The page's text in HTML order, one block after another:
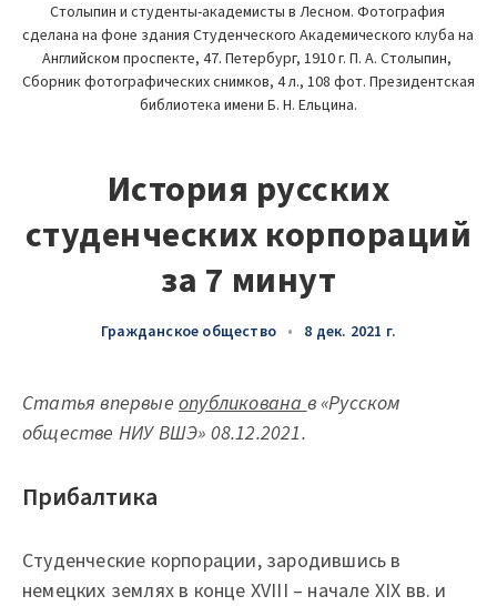
Столыпин и студенты-академисты в Лесном. Фотография
сделана на фоне здания Студенческого Академического клуба на
Английском проспекте, 47. Петербург, 1910 г. П. А. Столыпин,
Сборник фотографических снимков, 4 л., 108 фот. Президентская
библиотека имени Б. Н. Ельцина.
История русских
студенческих корпораций
за 7 минут
Гражданское общество • 8 дек. 2021 г.
Статья впервые опубликованав «Русском
обществе НИУ ВШЭ» 08.12.2021.
Прибалтика
Студенческие корпорации, зародившись в
немецких землях в конце XVIII – начале XIX вв. и